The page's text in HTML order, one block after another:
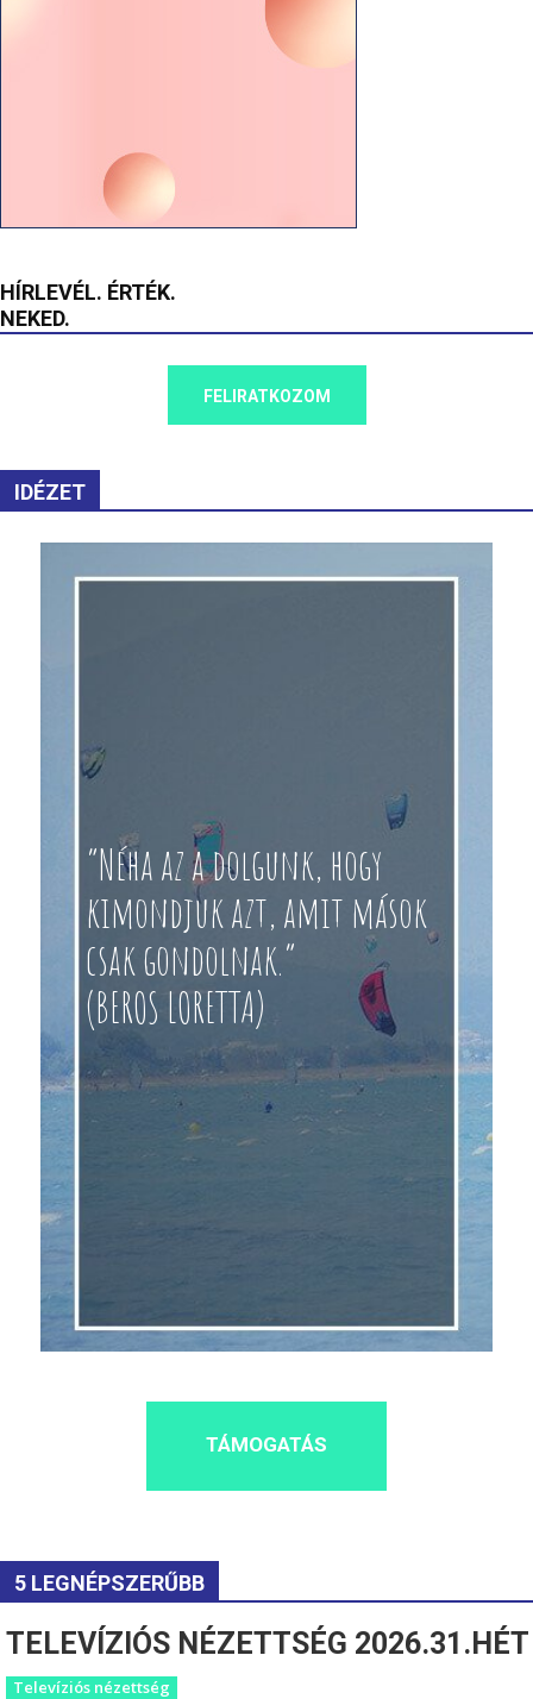
HÍRLEVÉL. ÉRTÉK.
NEKED.
FELIRATKOZOM
IDÉZET
“Néha az a dolgunk, hogy
kimondjuk azt, amit mások
csak gondolnak.”
(BEROS LORETTA)
TÁMOGATÁS
5 LEGNÉPSZERŰBB
TELEVÍZIÓS NÉZETTSÉG 2026.31.HÉT
Televíziós nézettség